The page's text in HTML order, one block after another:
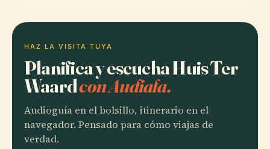
HAZ LA VISITA TUYA
Planifica y escucha Huis Ter
Waardcon Audiala.
Audioguía en el bolsillo, itinerario en el
navegador. Pensado para cómo viajas de
verdad.